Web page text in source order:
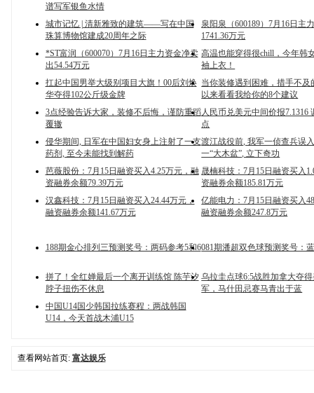
谱写军银鱼水情
城市记忆 | 清新雅致的建筑——写在中国
珠算博物馆建成20周年之际
泉阳泉（600189）7月16日主
1741.36万元
*ST富润（600070）7月16日主力资金净卖
出54.54万元
高温也能穿得很chill，今年韩
袖上衣！
扛起中国男举大级别项目大旗！00后刘焕
华夺得102公斤级金牌
当你装修遇到困难，措手不及
以来看看我给你的8个建议
3点经验告诉大家，装修不后悔，谨防重蹈
覆辙
人民币兑美元中间价报7.1316
点
侵华期间, 日军在中国妇女身上注射了一支
药剂, 至今未能找到解药
渡江战役前, 我军一侦查兵误
一“大木盆”, 立下奇功
芭薇股份：7月15日融资买入4.25万元，融
资融券余额79.39万元
晟楠科技：7月15日融资买入
资融券余额185.81万元
汉鑫科技：7月15日融资买入24.44万元，
融资融券余额141.67万元
亿能电力：7月15日融资买入
融资融券余额247.8万元
188期金心排列三预测奖号：两码参考5和6081期潘超双色球预测奖号：
拼了！全红婵最后一个离开训练馆 陈芋汐
脖子扭伤不休息
乌拉圭点球6:5战胜加拿大夺
军，马什田忌赛马青出于蓝
中国U14国少韩国拉练赛程：两战韩国
U14，今天首战木浦U15
查看网站首页: 富达娱乐